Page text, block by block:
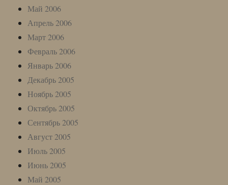
Май 2006
Апрель 2006
Март 2006
Февраль 2006
Январь 2006
Декабрь 2005
Ноябрь 2005
Октябрь 2005
Сентябрь 2005
Август 2005
Июль 2005
Июнь 2005
Май 2005